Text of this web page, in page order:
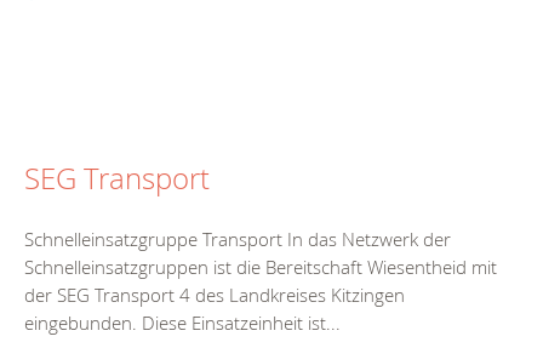
SEG Transport
Schnelleinsatzgruppe Transport In das Netzwerk der
Schnelleinsatzgruppen ist die Bereitschaft Wiesentheid mit
der SEG Transport 4 des Landkreises Kitzingen
eingebunden. Diese Einsatzeinheit ist...